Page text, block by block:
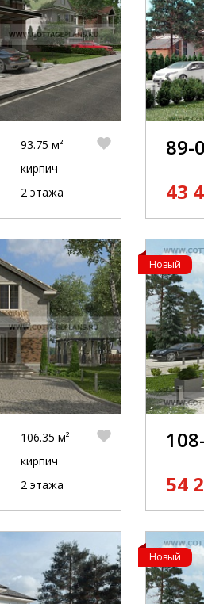
93.75 м²
кирпич
2 этажа
89-
43
106.35 м²
кирпич
2 этажа
Новый
54
Новый